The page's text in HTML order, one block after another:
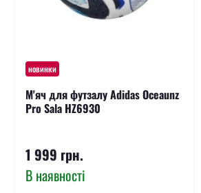
новинки
М'яч для футзалу Adidas Oceaunz
Pro Sala HZ6930
1 999 грн.
В наявності